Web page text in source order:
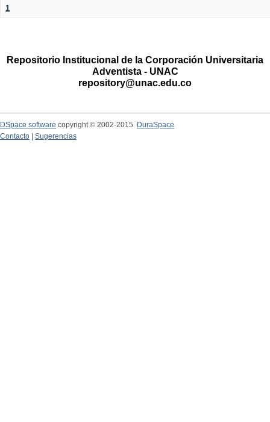
1
Repositorio Institucional de la Corporación Universitaria
Adventista - UNAC
repository@unac.edu.co
DSpace software copyright © 2002-2015
DuraSpace
Contacto
Sugerencias